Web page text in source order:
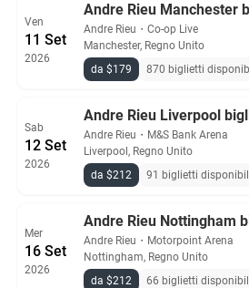
Ven
11 Set
2026
Andre Rieu Manchester
Andre Rieu ・ Co-op Live
Manchester, Regno Unito
da $179
870 biglietti
Sab
12 Set
2026
Andre Rieu Liverpool
Andre Rieu ・ M&S Bank Arena
Liverpool, Regno Unito
da $212
91 biglietti
Mer
16 Set
2026
Andre Rieu Nottingham
Andre Rieu ・ Motorpoint Arena
Nottingham, Regno Unito
da $212
66 biglietti